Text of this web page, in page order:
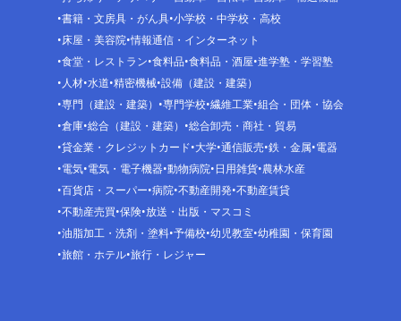
書籍・文房具・がん具 小学校・中学校・高校
床屋・美容院 情報通信・インターネット
食堂・レストラン 食料品 食料品・酒屋 進学塾・学習塾
人材 水道 精密機械 設備（建設・建築）
専門（建設・建築）
専門学校 繊維工業 組合・団体・協会
倉庫 総合（建設・建築）
総合卸売・商社・貿易
貸金業・クレジットカード 大学 通信販売 鉄・金属 電器
電気 電気・電子機器 動物病院 日用雑貨 農林水産
百貨店・スーパー 病院 不動産開発 不動産賃貸
不動産売買 保険 放送・出版・マスコミ
油脂加工・洗剤・塗料 予備校 幼児教室 幼稚園・保育園
旅館・ホテル 旅行・レジャー